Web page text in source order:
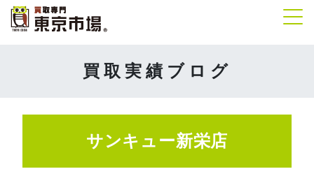
買取実績ブログ
サンキュー新栄店